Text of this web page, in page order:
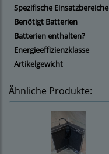
Spezifische Einsatzbereiche
Benötigt Batterien
Batterien enthalten?
Energieeffizienzklasse
Artikelgewicht
Ähnliche Produkte: